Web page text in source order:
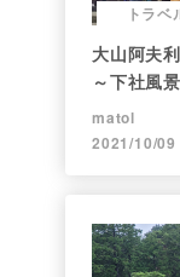
トラベ
大山阿夫
～下社風
matol
2021/10/09